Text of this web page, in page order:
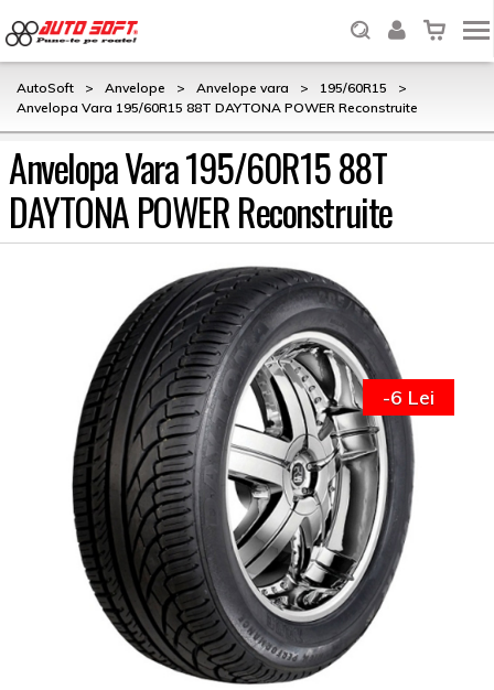
AutoSoft > Anvelope > Anvelope vara > 195/60R15
>
Anvelopa Vara 195/60R15 88T DAYTONA POWER Reconstruite
Anvelopa Vara 195/60R15 88T
DAYTONA POWER Reconstruite
-6 Lei